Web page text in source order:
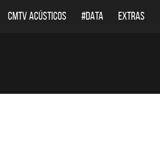
CMTV ACÚSTICOS #DATA EXTRAS